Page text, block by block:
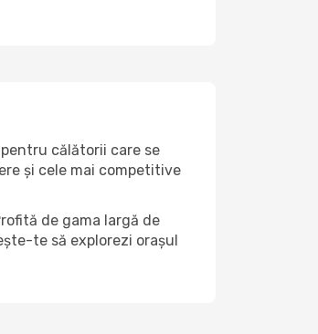
călătorii care se
și cele mai competitive
de gama largă de
te să explorezi orașul